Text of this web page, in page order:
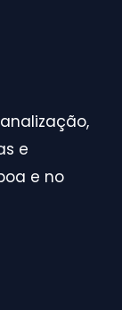
e
e no